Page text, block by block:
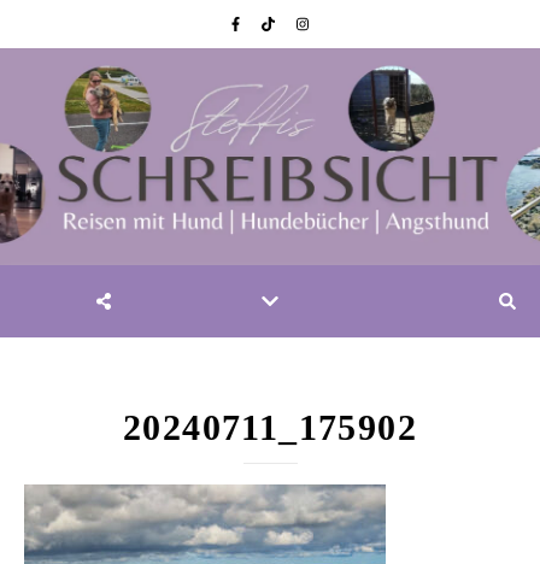
20240711_175902